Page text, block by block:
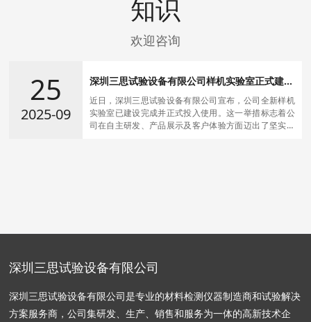
知识
欢迎咨询
25
2025-09
深圳三思试验设备有限公司样机实验室正式建成
近日，深圳三思试验设备有限公司宣布，公司全新样机
实验室已建设完成并正式投入使用。这一举措标志着公
司在自主研发、产品展示及客户体验方面迈出了坚实的
深圳三思试验设备有限公司
深圳三思试验设备有限公司是专业的材料检测仪器制造商和试验解决
方案服务商，公司集研发、生产、销售和服务为一体的高新技术企